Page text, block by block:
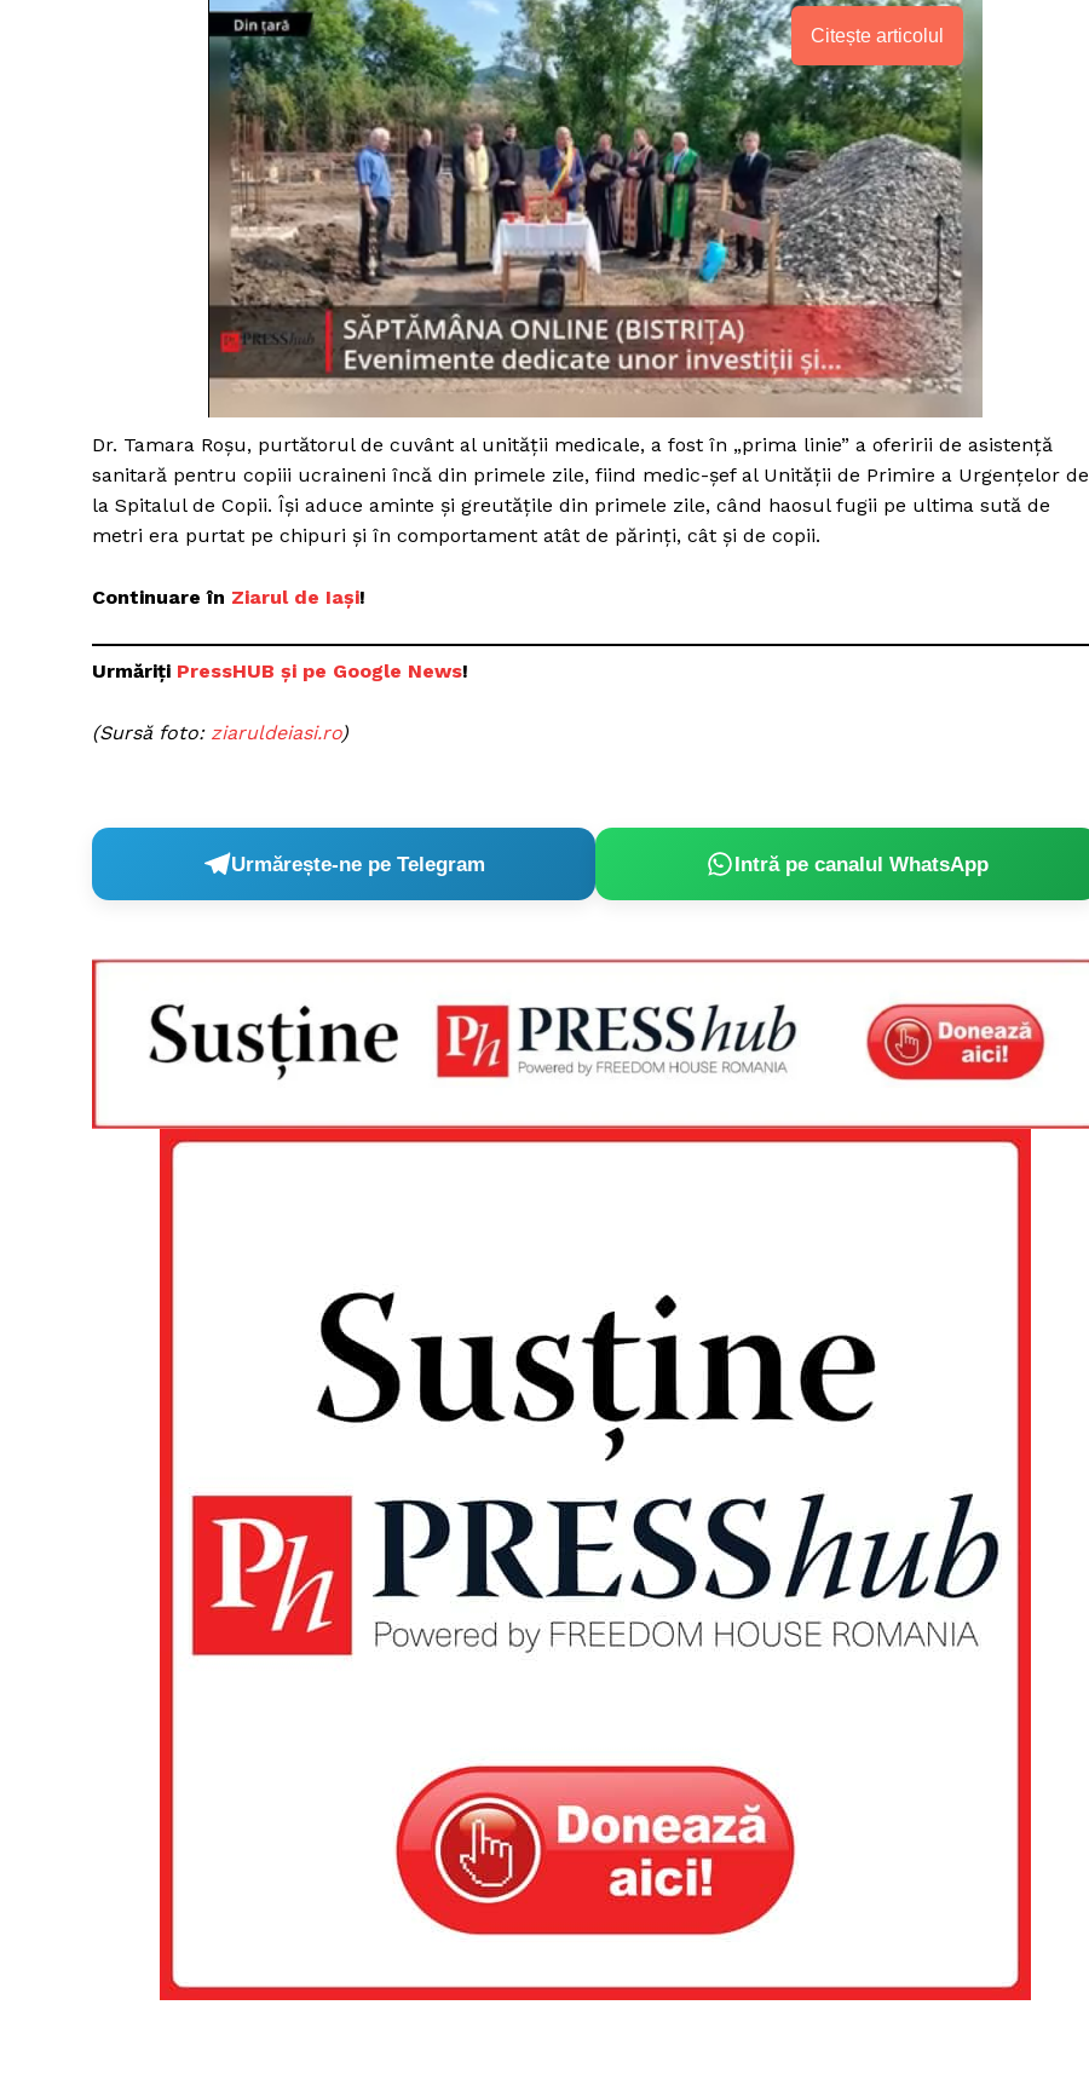
PRESShub
Despre noi / Echipa
Proiecte editoriale
Contact
Citește articolul
Dr. Tamara Roșu, purtătorul de cuvânt al unității medicale, a fost în „prima linie” a oferirii de asistență
sanitară pentru copiii ucraineni încă din primele zile, fiind medic-șef al Unității de Primire a Urgențelor de
la Spitalul de Copii. Își aduce aminte și greutățile din primele zile, când haosul fugii pe ultima sută de
metri era purtat pe chipuri și în comportament atât de părinți, cât și de copii.
Continuare în Ziarul de Iași!
Urmăriți PressHUB și pe Google News!
(Sursă foto: ziaruldeiasi.ro)
Urmărește-ne pe Telegram Intră pe canalul WhatsApp